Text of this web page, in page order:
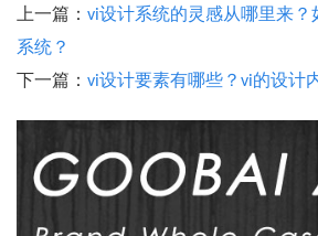
上一篇： vi设计系统的灵感从哪里来？
系统？
下一篇： vi设计要素有哪些？vi的设计